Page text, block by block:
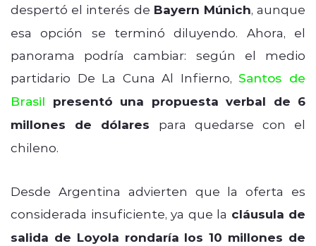
despertó el interés de Bayern Múnich, aunque
esa opción se terminó diluyendo. Ahora, el
panorama podría cambiar: según el medio
partidario De La Cuna Al Infierno,Santos de
Brasil presentó una propuesta verbal de 6
millones de dólares para quedarse con el
chileno.
Desde Argentina advierten que la oferta es
considerada insuficiente, ya que la cláusula de
salida de Loyola rondaría los 10 millones de